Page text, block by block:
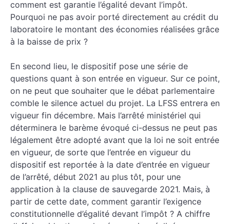
comment est garantie l’égalité devant l’impôt.
Pourquoi ne pas avoir porté directement au crédit du
laboratoire le montant des économies réalisées grâce
à la baisse de prix ?
En second lieu, le dispositif pose une série de
questions quant à son entrée en vigueur. Sur ce point,
on ne peut que souhaiter que le débat parlementaire
comble le silence actuel du projet. La LFSS entrera en
vigueur fin décembre. Mais l’arrêté ministériel qui
déterminera le barème évoqué ci-dessus ne peut pas
légalement être adopté avant que la loi ne soit entrée
en vigueur, de sorte que l’entrée en vigueur du
dispositif est reportée à la date d’entrée en vigueur
de l’arrêté, début 2021 au plus tôt, pour une
application à la clause de sauvegarde 2021. Mais, à
partir de cette date, comment garantir l’exigence
constitutionnelle d’égalité devant l’impôt ? A chiffre